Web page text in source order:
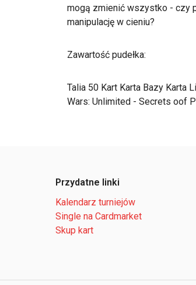
mogą zmienić wszystko - czy
manipulację w cieniu?
Zawartość pudełka:
Talia 50 Kart Karta Bazy Karta
Wars: Unlimited - Secrets oof
Przydatne linki
Kalendarz turniejów
Single na Cardmarket
Skup kart